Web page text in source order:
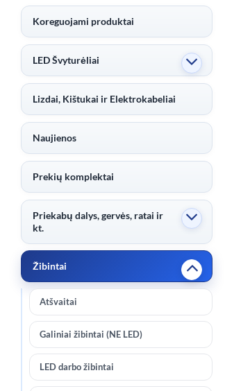
Koreguojami produktai
LED Švyturėliai
Lizdai, Kištukai ir Elektrokabeliai
Naujienos
Prekių komplektai
Priekabų dalys, gervės, ratai ir
kt.
Žibintai
Atšvaitai
Galiniai žibintai (NE LED)
LED darbo žibintai